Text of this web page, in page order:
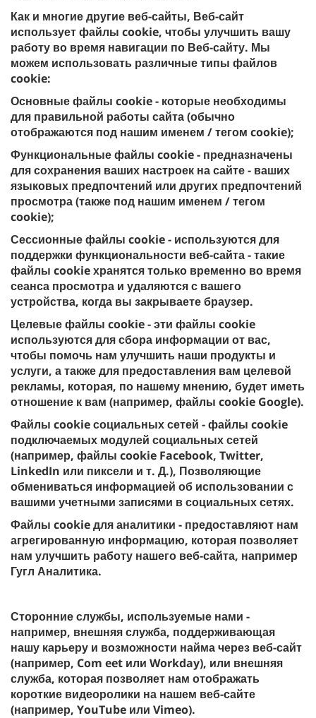
Как и многие другие веб-сайты, Веб-сайт
использует файлы cookie, чтобы улучшить вашу
работу во время навигации по Веб-сайту. Мы
можем использовать различные типы файлов
cookie:
Основные файлы cookie - которые необходимы
для правильной работы сайта (обычно
отображаются под нашим именем / тегом cookie);
Функциональные файлы cookie - предназначены
для сохранения ваших настроек на сайте - ваших
языковых предпочтений или других предпочтений
просмотра (также под нашим именем / тегом
cookie);
Сессионные файлы cookie - используются для
поддержки функциональности веб-сайта - такие
файлы cookie хранятся только временно во время
сеанса просмотра и удаляются с вашего
устройства, когда вы закрываете браузер.
Целевые файлы cookie - эти файлы cookie
используются для сбора информации от вас,
чтобы помочь нам улучшить наши продукты и
услуги, а также для предоставления вам целевой
рекламы, которая, по нашему мнению, будет иметь
отношение к вам (например, файлы cookie Google).
Файлы cookie социальных сетей - файлы cookie
подключаемых модулей социальных сетей
(например, файлы cookie Facebook, Twitter,
LinkedIn или пиксели и т. Д.), Позволяющие
обмениваться информацией об использовании с
вашими учетными записями в социальных сетях.
Файлы cookie для аналитики - предоставляют нам
агрегированную информацию, которая позволяет
нам улучшить работу нашего веб-сайта, например
Гугл Аналитика.
Сторонние службы, используемые нами -
например, внешняя служба, поддерживающая
нашу карьеру и возможности найма через веб-сайт
(например, Com eet или Workday), или внешняя
служба, которая позволяет нам отображать
короткие видеоролики на нашем веб-сайте
(например, YouTube или Vimeo).